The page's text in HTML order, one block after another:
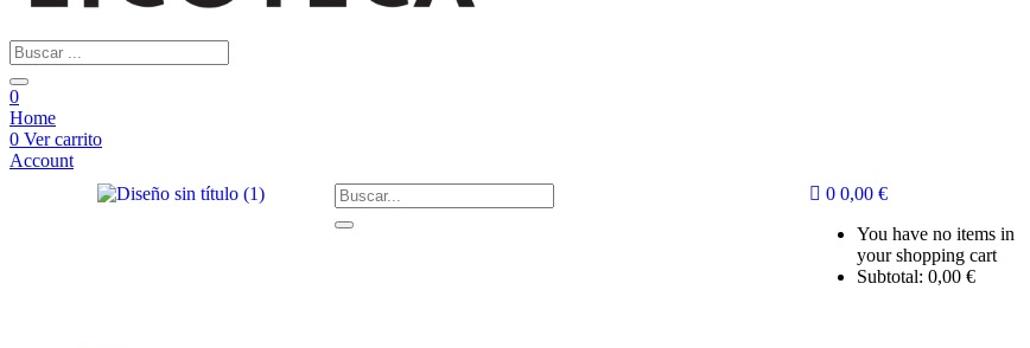
0
Home
0 Ver carrito
Account
0 0,00 €
You have no items in
your shopping cart
Subtotal: 0,00 €